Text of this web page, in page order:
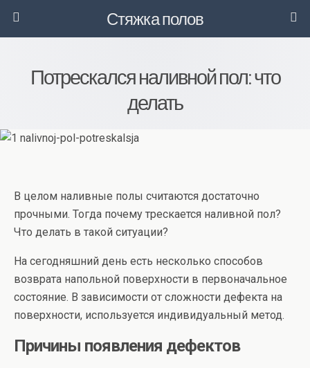
Стяжка полов
Потрескался наливной пол: что
делать
В целом наливные полы считаются достаточно
прочными. Тогда почему трескается наливной пол?
Что делать в такой ситуации?
На сегодняшний день есть несколько способов
возврата напольной поверхности в первоначальное
состояние. В зависимости от сложности дефекта на
поверхности, используется индивидуальный метод.
Причины появления дефектов